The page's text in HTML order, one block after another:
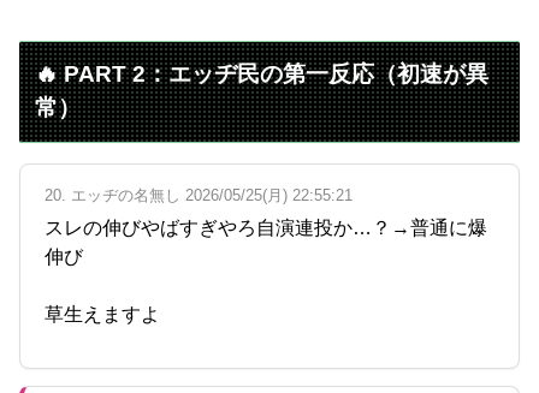
🔥 PART 2：エッヂ民の第一反応（初速が異
常）
20. エッヂの名無し 2026/05/25(月) 22:55:21
スレの伸びやばすぎやろ自演連投か…？→普通に爆
伸び
草生えますよ